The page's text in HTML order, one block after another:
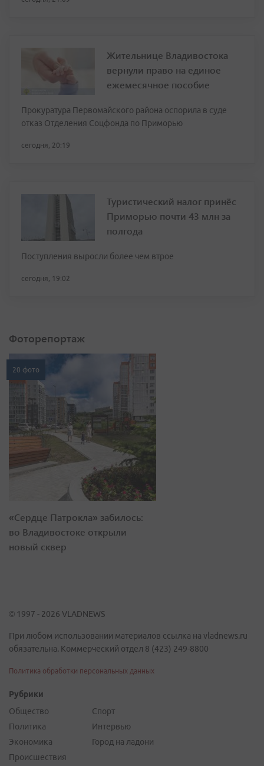
Жительнице Владивостока
вернули право на единое
ежемесячное пособие
Прокуратура Первомайского района оспорила в суде
отказ Отделения Соцфонда по Приморью
сегодня, 20:19
Туристический налог принёс
Приморью почти 43 млн за
полгода
Поступления выросли более чем втрое
сегодня, 19:02
Фоторепортаж
20 фото
«Сердце Патрокла» забилось:
во Владивостоке открыли
новый сквер
© 1997 - 2026 VLADNEWS
При любом использовании материалов ссылка на vladnews.ru
обязательна. Коммерческий отдел 8 (423) 249-8800
Политика обработки персональных данных
Рубрики
Общество
Политика
Экономика
Происшествия
Спорт
Интервью
Город на ладони